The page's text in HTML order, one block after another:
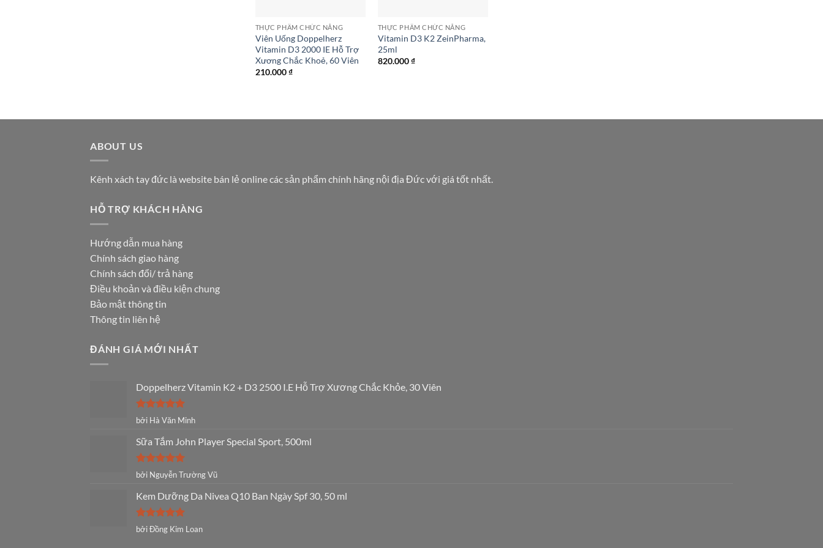
THỰC PHẨM CHỨC NĂNG
Viên Uống Doppelherz
Vitamin D3 2000 IE Hỗ Trợ
Xương Chắc Khoẻ, 60 Viên
210.000₫
THỰC PHẨM CHỨC NĂNG
Vitamin D3 K2 ZeinPharma,
25ml
820.000₫
ABOUT US
Kênh xách tay đức là website bán lẻ online các sản phẩm chính hãng nội địa Đức với giá tốt nhất.
HỖ TRỢ KHÁCH HÀNG
Hướng dẫn mua hàng
Chính sách giao hàng
Chính sách đổi/ trả hàng
Điều khoản và điều kiện chung
Bảo mật thông tin
Thông tin liên hệ
ĐÁNH GIÁ MỚI NHẤT
Doppelherz Vitamin K2 + D3 2500 I.E Hỗ Trợ Xương Chắc Khỏe, 30 Viên
Được xếp
sao
bởi Hà Văn Minh
Sữa Tắm John Player Special Sport, 500ml
Được xếp
hạng
5
sao
bởi Nguyễn Trường Vũ
Kem Dưỡng Da Nivea Q10 Ban Ngày Spf 30, 50 ml
Được xếp
55
bởi Đồng Kim Loan